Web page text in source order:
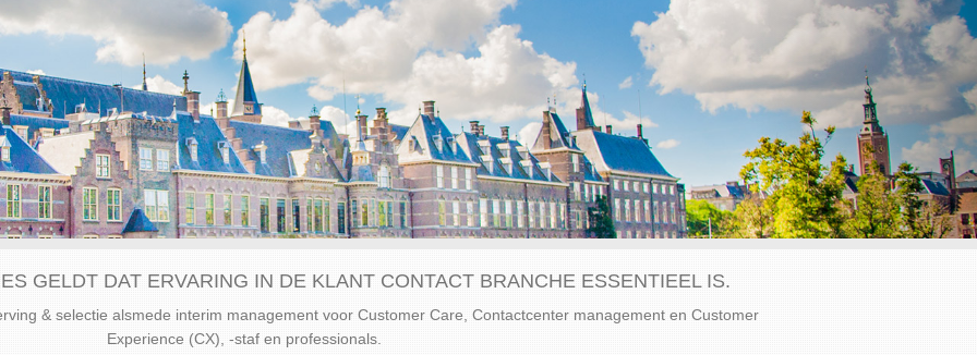
GELDT DAT ERVARING IN DE KLANT CONTACT BRANCHE ESSENTIEEL IS.
& selectie alsmede interim management voor Customer Care, Contactcenter management en Customer
Experience (CX), -staf en professionals.